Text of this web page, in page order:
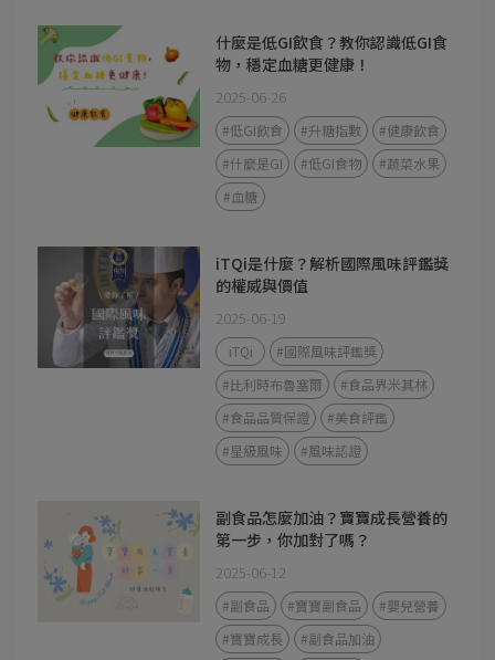
什麼是低GI飲食？教你認識低GI食
物，穩定血糖更健康！
2025-06-26
#低GI飲食 #升糖指數
#健康飲食
#什麼是GI
#低GI食物
#蔬菜水果
#血糖
iTQi是什麼？解析國際風味評鑑獎
的權威與價值
2025-06-19
iTQi
#國際風味評鑑獎
#比利時布魯塞爾
#食品界米其林
#食品品質保證
#美食評鑑
#星級風味
#風味認證
副食品怎麼加油？寶寶成長營養的
第一步，你加對了嗎？
2025-06-12
#副食品 #寶寶副食品
#嬰兒營養
#寶寶成長
#副食品加油